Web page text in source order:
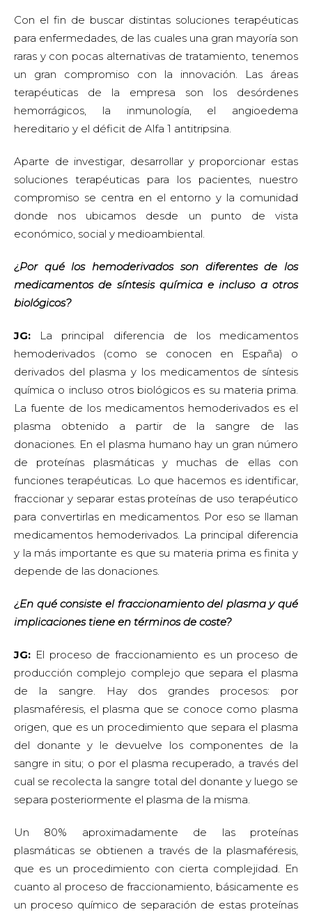
Con el fin de buscar distintas soluciones terapéuticas
para enfermedades, de las cuales una gran mayoría son
raras y con pocas alternativas de tratamiento, tenemos
un gran compromiso con la innovación. Las áreas
terapéuticas de la empresa son los desórdenes
hemorrágicos, la inmunología, el angioedema
hereditario y el déficit de Alfa 1 antitripsina.
Aparte de investigar, desarrollar y proporcionar estas
soluciones terapéuticas para los pacientes, nuestro
compromiso se centra en el entorno y la comunidad
donde nos ubicamos desde un punto de vista
económico, social y medioambiental.
¿Por qué los hemoderivados son diferentes de los
medicamentos de síntesis química e incluso a otros
biológicos?
JG: La principal diferencia de los medicamentos
hemoderivados (como se conocen en España) o
derivados del plasma y los medicamentos de síntesis
química o incluso otros biológicos es su materia prima.
La fuente de los medicamentos hemoderivados es el
plasma obtenido a partir de la sangre de las
donaciones. En el plasma humano hay un gran número
de proteínas plasmáticas y muchas de ellas con
funciones terapéuticas. Lo que hacemos es identificar,
fraccionar y separar estas proteínas de uso terapéutico
para convertirlas en medicamentos. Por eso se llaman
medicamentos hemoderivados. La principal diferencia
y la más importante es que su materia prima es finita y
depende de las donaciones.
¿En qué consiste el fraccionamiento del plasma y qué
implicaciones tiene en términos de coste?
JG: El proceso de fraccionamiento es un proceso de
producción complejo complejo que separa el plasma
de la sangre. Hay dos grandes procesos: por
plasmaféresis, el plasma que se conoce como plasma
origen, que es un procedimiento que separa el plasma
del donante y le devuelve los componentes de la
sangre in situ; o por el plasma recuperado, a través del
cual se recolecta la sangre total del donante y luego se
separa posteriormente el plasma de la misma.
Un 80% aproximadamente de las proteínas
plasmáticas se obtienen a través de la plasmaféresis,
que es un procedimiento con cierta complejidad. En
cuanto al proceso de fraccionamiento, básicamente es
un proceso químico de separación de estas proteínas